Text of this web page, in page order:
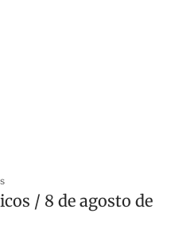
/ 8 de agosto de